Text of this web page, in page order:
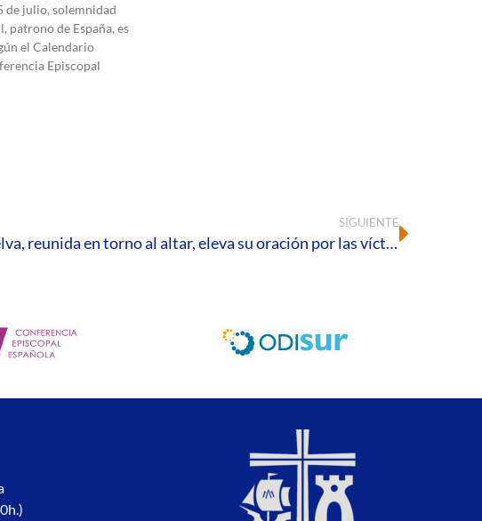
de julio, solemnidad
patrono de España, es
el Calendario
Episcopal
SIGUIENTE
La Iglesia de Huelva, reunida en torno al altar, eleva su oración por las víctimas y acompaña a sus familias en la esperanza